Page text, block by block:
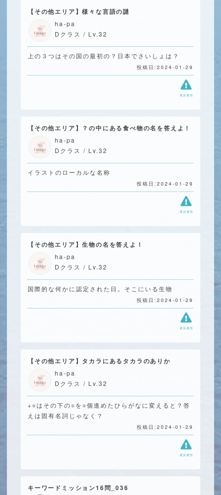
【その他エリア】様々な言語の謎
ha-pa
Dクラス / Lv.32
上の３つはその国の最初の？日本でさいしょは？
投稿日:2024-01-29
違反報告
【その他エリア】？の中にある食べ物の名を答えよ！
ha-pa
Dクラス / Lv.32
イラストのローカルな名称
投稿日:2024-01-29
違反報告
【その他エリア】生物の名を答えよ！
ha-pa
Dクラス / Lv.32
国際的な何かに認定された日。そこにいる生物
投稿日:2024-01-29
違反報告
【その他エリア】タカラにあるタカラのありか
ha-pa
Dクラス / Lv.32
+○はその下の○を○個進めたひらがなに変えると？答
えは固有名詞じゃなく？
投稿日:2024-01-29
違反報告
キーワードミッション16問_036